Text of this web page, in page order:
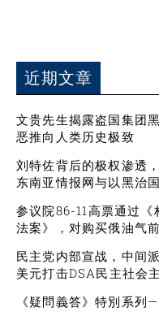
近期文章
文贵先生揭露盗国集团
恶推向人类历史极致
刘特佐背后的极权渗透
东南亚情报网与以黑治
参议院86-11高票通过《
法案》，对购买俄油气
民主党内部宣战，中间
美元打击DSA民主社会
《疑問義答》特別系列